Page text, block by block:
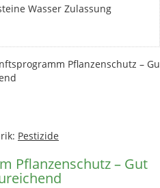
Wasser Zulassung
Pflanzenschutz –
Pestizide
Pflanzenschutz – Gut